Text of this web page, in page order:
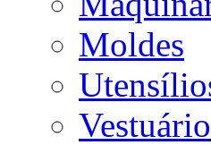
Moldes
Vestuário